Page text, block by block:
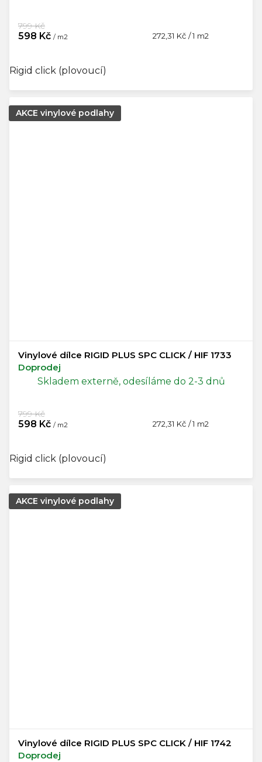
598 Kč / m2
799 Kč
Měrná
272,31 Kč / 1 m2
Rigid click (plovoucí)
AKCE vinylové podlahy
Vinylové dílce RIGID PLUS SPC CLICK / HIF 1733
Doprodej
Skladem externě, odesíláme do 2-3 dnů
598 Kč / m2
799 Kč
Měrná
272,31 Kč / 1 m2
Rigid click (plovoucí)
AKCE vinylové podlahy
Vinylové dílce RIGID PLUS SPC CLICK / HIF 1742
Doprodej